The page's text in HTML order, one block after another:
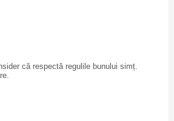
că respectă regulile bunului simț.